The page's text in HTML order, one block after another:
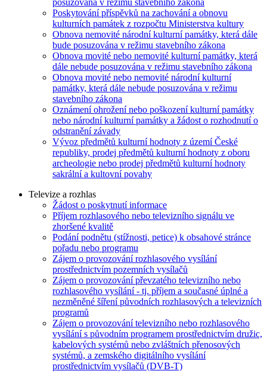
Poskytování příspěvků na zachování a obnovu
kulturních památek z rozpočtu Ministerstva kultury
Obnova nemovité národní kulturní památky, která dále
bude posuzována v režimu stavebního zákona
Obnova movité nebo nemovité kulturní památky, která
dále nebude posuzována v režimu stavebního zákona
Obnova movité nebo nemovité národní kulturní
památky, která dále nebude posuzována v režimu
stavebního zákona
Oznámení ohrožení nebo poškození kulturní památky
nebo národní kulturní památky a žádost o rozhodnutí o
odstranění závady
Vývoz předmětů kulturní hodnoty z území České
republiky, prodej předmětů kulturní hodnoty z oboru
archeologie nebo prodej předmětů kulturní hodnoty
sakrální a kultovní povahy
Televize a rozhlas
Žádost o poskytnutí informace
Příjem rozhlasového nebo televizního signálu ve
zhoršené kvalitě
Podání podnětu (stížnosti, petice) k obsahové stránce
pořadu nebo programu
Zájem o provozování rozhlasového vysílání
prostřednictvím pozemních vysílačů
Zájem o provozování převzatého televizního nebo
rozhlasového vysílání - tj. příjem a současné úplné a
nezměněné šíření původních rozhlasových a televizních
programů
Zájem o provozování televizního nebo rozhlasového
vysílání s původním programem prostřednictvím družic,
kabelových systémů nebo zvláštních přenosových
systémů, a zemského digitálního vysílání
prostřednictvím vysílačů (DVB-T)